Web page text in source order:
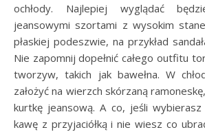
ochłody. Najlepiej wyglądać
jeansowymi szortami z wysokim
płaskiej podeszwie, na przykład
Nie zapomnij dopełnić całego outfitu
tworzyw, takich jak bawełna. W
założyć na wierzch skórzaną
kurtkę jeansową. A co, jeśli
kawę z przyjaciółką i nie wiesz co